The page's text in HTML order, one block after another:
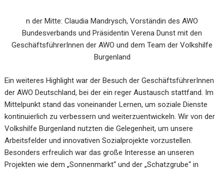
n der Mitte: Claudia Mandrysch, Vorständin des AWO
Bundesverbands und Präsidentin Verena Dunst mit den
GeschäftsführerInnen der AWO und dem Team der Volkshilfe
Burgenland
Ein weiteres Highlight war der Besuch der GeschäftsführerInnen
der AWO Deutschland, bei der ein reger Austausch stattfand. Im
Mittelpunkt stand das voneinander Lernen, um soziale Dienste
kontinuierlich zu verbessern und weiterzuentwickeln. Wir von der
Volkshilfe Burgenland nutzten die Gelegenheit, um unsere
Arbeitsfelder und innovativen Sozialprojekte vorzustellen.
Besonders erfreulich war das große Interesse an unseren
Projekten wie dem „Sonnenmarkt“ und der „Schatzgrube“ in